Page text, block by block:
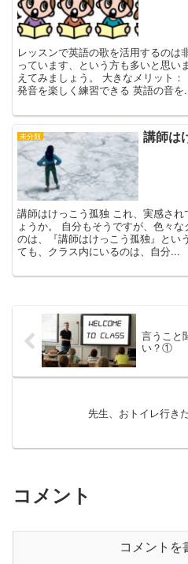
レッスンで英語の歌を活用するのは
っています、という方も多いと思い
えてみましょう。 大きなメリット
発音を楽しく練習できる 英語の音を
未分類 講師は
講師はけっこう孤独 これ、実感さ
ょうか。 自分もそうですが、色々
のは、『講師はけっこう孤独』とい
ても、クラス内にいるのは、自分...
言うこと
い？①
先生、おトイレ行き
コメント
コメントを